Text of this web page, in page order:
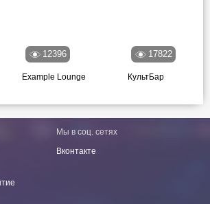
12396
Example Lounge
17822
КультБар
Мы в соц. сетях
Вконтакте